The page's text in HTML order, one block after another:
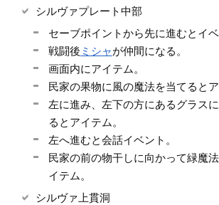
シルヴァプレート中部
セーブポイントから先に進むとイベ
戦闘後 ミシャが仲間になる。
画面内にアイテム。
民家の果物に風の魔法を当てるとア
左に進み、左下の方にあるグラス
るとアイテム。
左へ進むと会話イベント。
民家の前の物干しに向かって緑魔
イテム。
シルヴァ上貫洞